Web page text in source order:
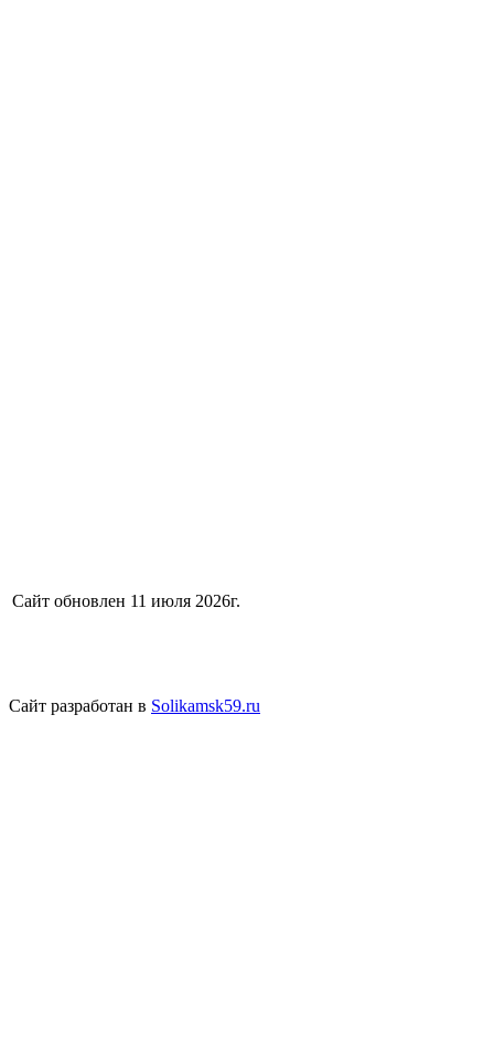
Сайт обновлен 11 июля 2026г.
Сайт разработан в Solikamsk59.ru